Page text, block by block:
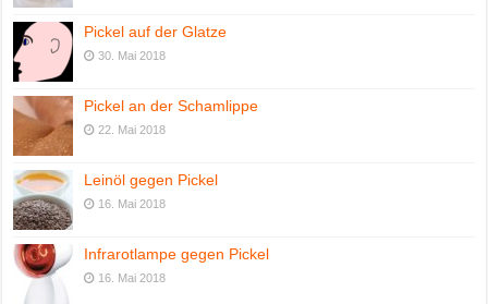
Pickel auf der Glatze
30. Mai 2018
Pickel an der Schamlippe
22. Mai 2018
Leinöl gegen Pickel
16. Mai 2018
Infrarotlampe gegen Pickel
16. Mai 2018